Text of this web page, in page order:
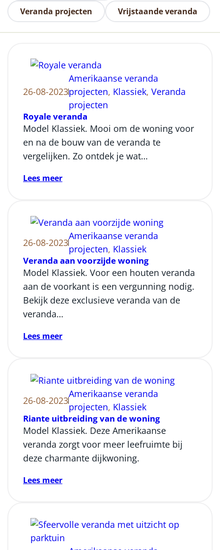
Veranda projecten
Vrijstaande veranda
26-08-2023
Amerikaanse veranda
projecten, Klassiek, Veranda
projecten
Royale veranda
Model Klassiek. Mooi om de woning voor
en na de bouw van de veranda te
vergelijken. Zo ontdek je wat…
Lees meer
26-08-2023
Amerikaanse veranda
projecten, Klassiek
Veranda aan voorzijde woning
Model Klassiek. Voor een houten veranda
aan de voorkant is een vergunning nodig.
Bekijk deze exclusieve veranda van de
veranda…
Lees meer
26-08-2023
Amerikaanse veranda
projecten, Klassiek
Riante uitbreiding van de woning
Model Klassiek. Deze Amerikaanse
veranda zorgt voor meer leefruimte bij
deze charmante dijkwoning.
Lees meer